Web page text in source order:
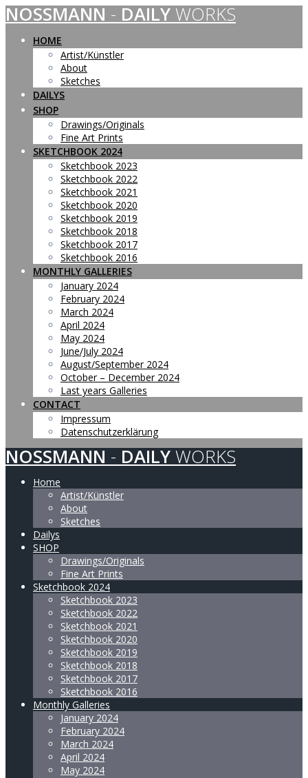
Skip
to
content
NOSSMANN - DAILY WORKS
HOME
Artist/Künstler
About
Sketches
DAILYS
SHOP
Drawings/Originals
Fine Art Prints
SKETCHBOOK 2024
Sketchbook 2023
Sketchbook 2022
Sketchbook 2021
Sketchbook 2020
Sketchbook 2019
Sketchbook 2018
Sketchbook 2017
Sketchbook 2016
MONTHLY GALLERIES
January 2024
February 2024
March 2024
April 2024
May 2024
June/July 2024
August/September 2024
October – December 2024
Last years Galleries
CONTACT
Impressum
Datenschutzerklärung
NOSSMANN - DAILY WORKS
Home
Artist/Künstler
About
Sketches
Dailys
SHOP
Drawings/Originals
Fine Art Prints
Sketchbook 2024
Sketchbook 2023
Sketchbook 2022
Sketchbook 2021
Sketchbook 2020
Sketchbook 2019
Sketchbook 2018
Sketchbook 2017
Sketchbook 2016
Monthly Galleries
January 2024
February 2024
March 2024
April 2024
May 2024